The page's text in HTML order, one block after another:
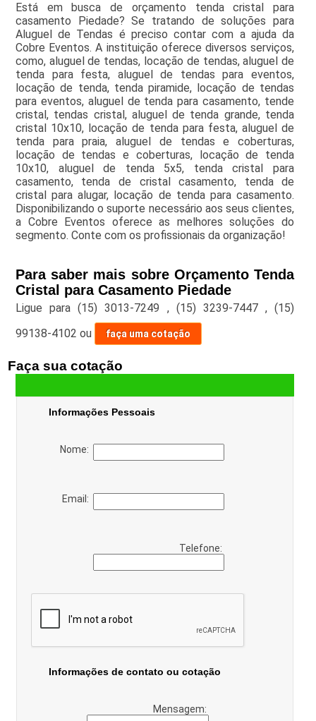
Está em busca de orçamento tenda cristal para
casamento Piedade? Se tratando de soluções para
Aluguel de Tendas é preciso contar com a ajuda da
Cobre Eventos. A instituição oferece diversos serviços,
como, aluguel de tendas, locação de tendas, aluguel de
tenda para festa, aluguel de tendas para eventos,
locação de tenda, tenda piramide, locação de tendas
para eventos, aluguel de tenda para casamento, tende
cristal, tendas cristal, aluguel de tenda grande, tenda
cristal 10x10, locação de tenda para festa, aluguel de
tenda para praia, aluguel de tendas e coberturas,
locação de tendas e coberturas, locação de tenda
10x10, aluguel de tenda 5x5, tenda cristal para
casamento, tenda de cristal casamento, tenda de
cristal para alugar, locação de tenda para casamento.
Disponibilizando o suporte necessário aos seus clientes,
a Cobre Eventos oferece as melhores soluções do
segmento. Conte com os profissionais da organização!
Para saber mais sobre Orçamento Tenda
Cristal para Casamento Piedade
Ligue para(15) 3013-7249 , (15) 3239-7447 ,(15)
99138-4102 ou faça uma cotação
Faça sua cotação
Informações Pessoais
Nome:
Email:
Telefone:
Informações de contato ou cotação
Mensagem: